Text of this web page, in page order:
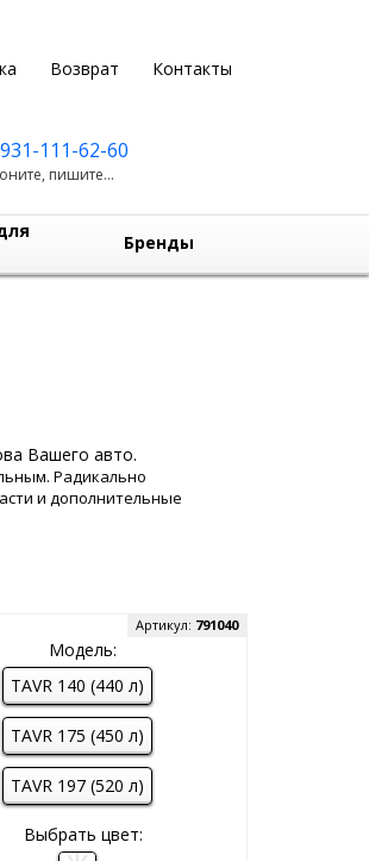
Возврат Контакты
111-62-60
пишите...
Бренды
Вашего авто.
Радикально
и дополнительные
Артикул: 791040
Модель:
TAVR 140 (440 л)
TAVR 175 (450 л)
TAVR 197 (520 л)
Выбрать цвет: